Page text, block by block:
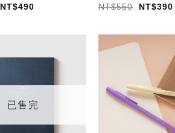
NT$490
NT$550 NT$390
望輕
已售完